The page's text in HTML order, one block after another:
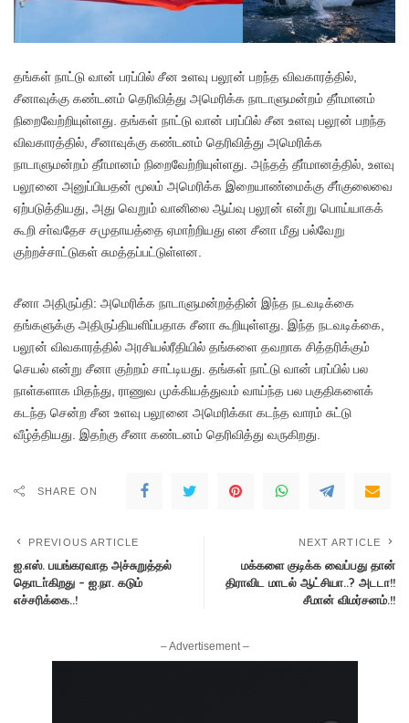
தங்கள் நாட்டு வான் பரப்பில் சீன உளவு பலூன் பறந்த விவகாரத்தில்,
சீனாவுக்கு கண்டனம் தெரிவித்து அமெரிக்க நாடாளுமன்றம் தீா்மானம்
நிறைவேற்றியுள்ளது. தங்கள் நாட்டு வான் பரப்பில் சீன உளவு பலூன் பறந்த
விவகாரத்தில், சீனாவுக்கு கண்டனம் தெரிவித்து அமெரிக்க
நாடாளுமன்றம் தீா்மானம் நிறைவேற்றியுள்ளது. அந்தத் தீா்மானத்தில், உளவு
பலூனை அனுப்பியதன் மூலம் அமெரிக்க இறையாண்மைக்கு சீா்குலைவை
ஏற்படுத்தியது, அது வெறும் வானிலை ஆய்வு பலூன் என்று பொய்யாகக்
கூறி சா்வதேச சமுதாயத்தை ஏமாற்றியது என சீனா மீது பல்வேறு
குற்றச்சாட்டுகள் சுமத்தப்பட்டுள்ளன.
சீனா அதிருப்தி: அமெரிக்க நாடாளுமன்றத்தின் இந்த நடவடிக்கை
தங்களுக்கு அதிருப்தியளிப்பதாக சீனா கூறியுள்ளது. இந்த நடவடிக்கை,
பலூன் விவகாரத்தில் அரசியல்ரீதியில் தங்களை தவறாக சித்தரிக்கும்
செயல் என்று சீனா குற்றம் சாட்டியது. தங்கள் நாட்டு வான் பரப்பில் பல
நாள்களாக மிதந்து, ராணுவ முக்கியத்துவம் வாய்ந்த பல பகுதிகளைக்
கடந்த சென்ற சீன உளவு பலூனை அமெரிக்கா கடந்த வாரம் சுட்டு
வீழ்த்தியது. இதற்கு சீனா கண்டனம் தெரிவித்து வருகிறது.
SHARE ON
PREVIOUS ARTICLE
ஐ.எஸ். பயங்கரவாத அச்சுறுத்தல்
தொடா்கிறது – ஐ.நா. கடும்
எச்சரிக்கை..!
NEXT ARTICLE
மக்களை குடிக்க வைப்பது தான்
திராவிட மாடல் ஆட்சியா..? அடடா!!
சீமான் விமர்சனம்.!!
– Advertisement –